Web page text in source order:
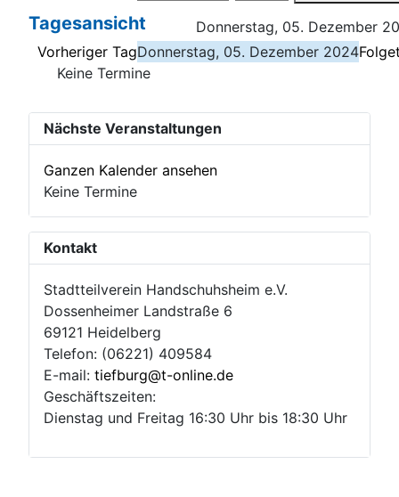
Tagesansicht
Donnerstag, 05. Dezember
Vorheriger TagDonnerstag, 05. Dezember 2024
Keine Termine
Nächste Veranstaltungen
Ganzen Kalender ansehen
Keine Termine
Kontakt
Stadtteilverein Handschuhsheim e.V.
Dossenheimer Landstraße 6
69121 Heidelberg
Telefon: (06221) 409584
E-mail: tiefburg@t-online.de
Geschäftszeiten:
Dienstag und Freitag 16:30 Uhr bis 18:30 Uhr